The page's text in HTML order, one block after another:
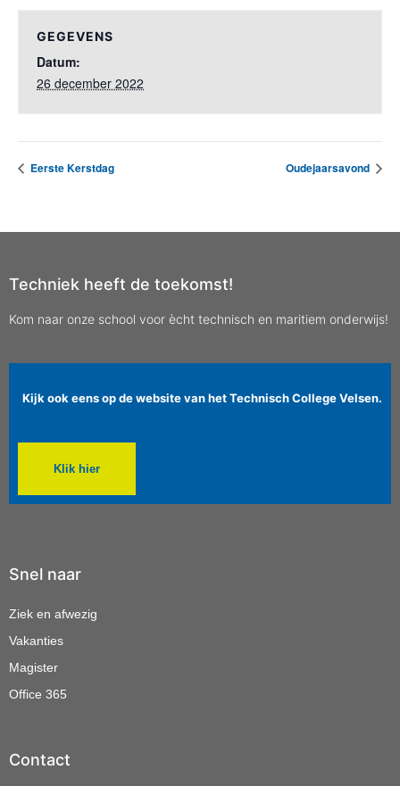
GEGEVENS
Datum:
26 december 2022
Eerste Kerstdag Oudejaarsavond
Techniek heeft de toekomst!
Kom naar onze school voor ècht technisch en maritiem onderwijs!
Kijk ook eens op de website van het Technisch College Velsen.
Klik hier
Snel naar
Ziek en afwezig
Vakanties
Magister
Office 365
Contact